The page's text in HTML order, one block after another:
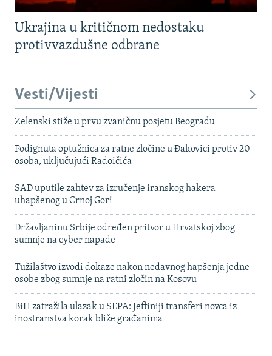
Ukrajina u kritičnom nedostaku
protivvazdušne odbrane
Vesti/Vijesti
Zelenski stiže u prvu zvaničnu posjetu Beogradu
Podignuta optužnica za ratne zločine u Đakovici protiv 20
osoba, uključujući Radoičića
SAD uputile zahtev za izručenje iranskog hakera
uhapšenog u Crnoj Gori
Državljaninu Srbije određen pritvor u Hrvatskoj zbog
sumnje na cyber napade
Tužilaštvo izvodi dokaze nakon nedavnog hapšenja jedne
osobe zbog sumnje na ratni zločin na Kosovu
BiH zatražila ulazak u SEPA: Jeftiniji transferi novca iz
inostranstva korak bliže građanima